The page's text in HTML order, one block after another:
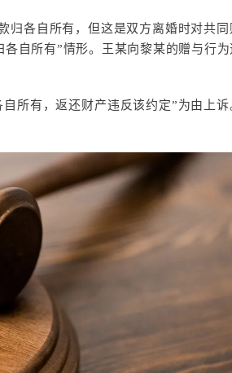
归各自所有，但这是双方离婚时对共
自所有”情形。王某向黎某的赠与行
所有，返还财产违反该约定”为由上诉